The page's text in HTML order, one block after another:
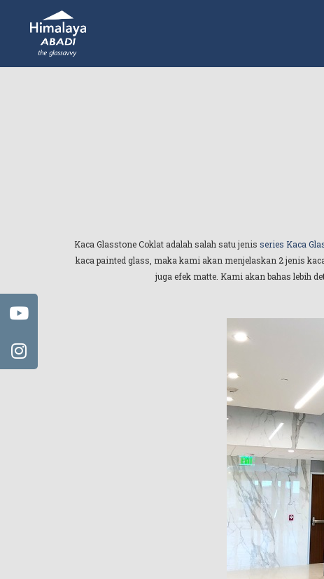
Kaca Glasstone Coklat adalah salah satu jenis series Kaca
kaca painted glass, maka kami akan menjelaskan 2 jenis
juga efek matte. Kami akan bahas lebih